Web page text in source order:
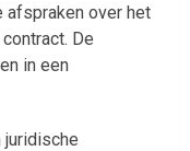
afspraken over het
De
in een